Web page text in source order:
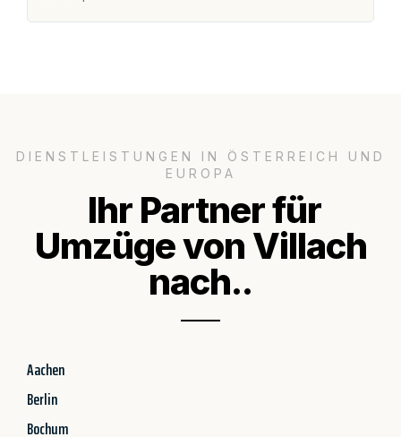
DIENSTLEISTUNGEN IN ÖSTERREICH UND
EUROPA
Ihr Partner für
Umzüge von Villach
nach..
Aachen
Berlin
Bochum